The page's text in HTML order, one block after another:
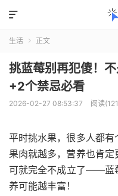

生活  正文
挑蓝莓别再犯傻！
+2个禁忌必看
2026-02-27 08:53:37 阅读
平时挑水果，很多人都
果肉就越多，营养也肯
可就完全不成立了——蓝
养可能越丰富！